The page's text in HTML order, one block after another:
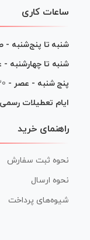
ساعات کاری
شنبه تا پنج‌شنبه -
شنبه تا چهارشنبه
پنج شنبه - عصر -
ایام تعطیلات
راهنمای خرید
نحوه ثبت سفارش
نحوه ارسال
شیوه‌های پرداخت